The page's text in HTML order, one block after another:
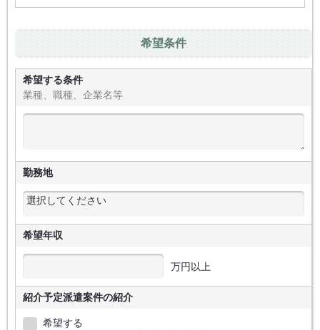
希望条件
希望する条件
業種、職種、企業名等
勤務地
希望年収
万円以上
紹介予定派遣案件の紹介
希望する